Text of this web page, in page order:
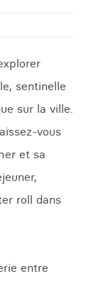
sentinelle
sur la ville.
vous
et sa
roll dans
entre